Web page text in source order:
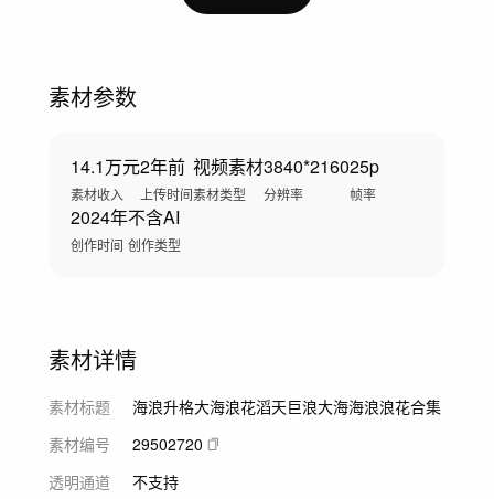
素材参数
14.1万元
素材收入
2年前
上传时间
视频素材
素材类型
3840*2160
分辨率
25p
帧率
2024年
创作时间
不含AI
创作类型
素材详情
素材标题
海浪升格大海浪花滔天巨浪大海海浪浪花合集
素材编号
29502720
透明通道
不支持